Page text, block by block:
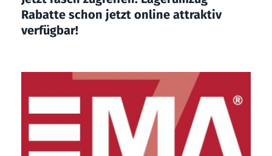
Rabatte schon jetzt online attraktiv
verfügbar!